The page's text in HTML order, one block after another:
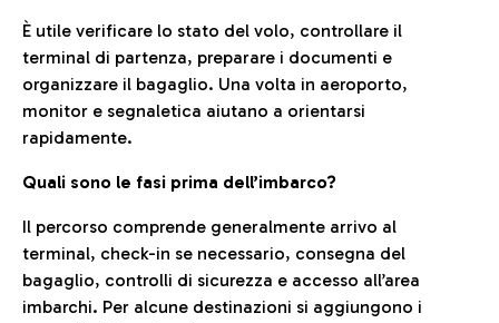
È utile verificare lo stato del volo, controllare il
terminal di partenza, preparare i documenti e
organizzare il bagaglio. Una volta in aeroporto,
monitor e segnaletica aiutano a orientarsi
rapidamente.
Quali sono le fasi prima dell’imbarco?
Il percorso comprende generalmente arrivo al
terminal, check-in se necessario, consegna del
bagaglio, controlli di sicurezza e accesso all’area
imbarchi. Per alcune destinazioni si aggiungono i